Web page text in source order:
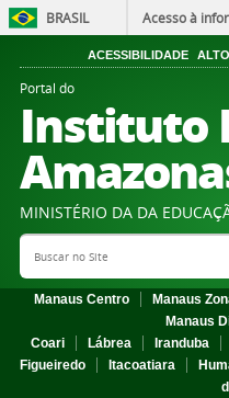
BRASIL Acesso à
ACESSIBILIDADE
Portal do
Instituto
MINISTÉRIO DA DA
Search Site
Manaus Centro Manaus
Manaus
Coari
Lábrea Iranduba
Figueiredo
Itacoatiara